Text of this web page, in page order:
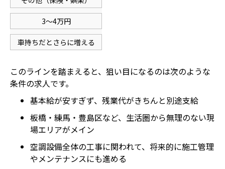
3～4万円
車持ちだとさらに増える
このラインを踏まえると、狙い目になるのは次のような
条件の求人です。
基本給が安すぎず、残業代がきちんと別途支給
板橋・練馬・豊島区など、生活圏から無理のない現
場エリアがメイン
空調設備全体の工事に関われて、将来的に施工管理
やメンテナンスにも進める